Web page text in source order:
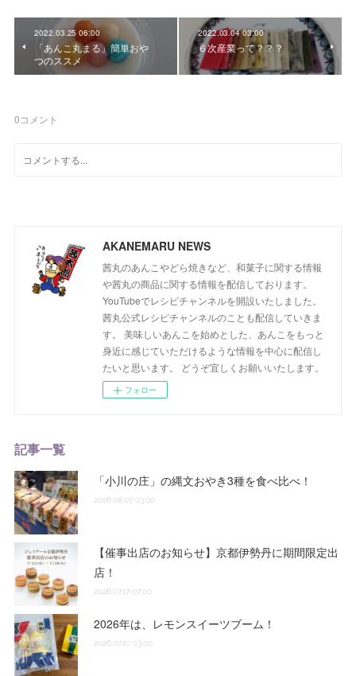
2022.03.25 06:00
「あんこ丸まる」簡単おや
つのススメ
2022.03.04 03:00
６次産業って？？？
0コメント
AKANEMARU NEWS
茜丸のあんこやどら焼きなど、和菓子に関する情報
や茜丸の商品に関する情報を配信しております。
YouTubeでレシピチャンネルを開設いたしました。
茜丸公式レシピチャンネルのことも配信していきま
す。 美味しいあんこを始めとした、あんこをもっと
身近に感じていただけるような情報を中心に配信し
たいと思います。 どうぞ宜しくお願いいたします。
フォロー
記事一覧
「小川の庄」の縄文おやき3種を食べ比べ！
2026.08.07 03:00
【催事出店のお知らせ】京都伊勢丹に期間限定出
店！
2026.07.17 07:00
2026年は、レモンスイーツブーム！
2026.07.10 03:00